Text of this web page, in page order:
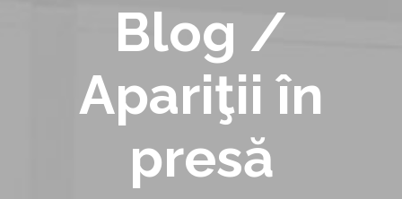
Blog /
Apariţii în
presă